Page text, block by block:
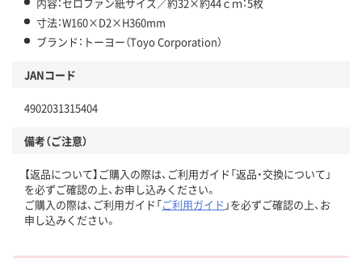
寸法：W160×D2×H360mm
ブランド：トーヨー（Toyo Corporation）
JANコード
4902031315404
備考（ご注意）
【返品について】ご購入の際は、ご利用ガイド「返品・交換について」
を必ずご確認の上、お申し込みください。
ご購入の際は、ご利用ガイド「ご利用ガイド 」を必ずご確認の上、お
申し込みください。